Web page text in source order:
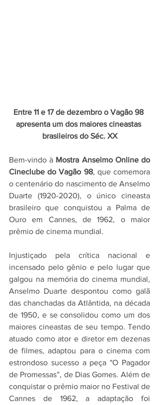
Entre 11 e 17 de dezembro o Vagão 98
apresenta um dos maiores cineastas
brasileiros do Séc. XX
Bem-vindo à Mostra Anselmo Online do
Cineclube do Vagão 98, que comemora
o centenário do nascimento de Anselmo
Duarte (1920-2020), o único cineasta
brasileiro que conquistou a Palma de
Ouro em Cannes, de 1962, o maior
prêmio de cinema mundial.
Injustiçado pela crítica nacional e
incensado pelo gênio e pelo lugar que
galgou na memória do cinema mundial,
Anselmo Duarte despontou como galã
das chanchadas da Atlântida, na década
de 1950, e se consolidou como um dos
maiores cineastas de seu tempo. Tendo
atuado como ator e diretor em dezenas
de filmes, adaptou para o cinema com
estrondoso sucesso a peça "O Pagador
de Promessas”, de Dias Gomes. Além de
conquistar o prêmio maior no Festival de
Cannes de 1962, a adaptação foi